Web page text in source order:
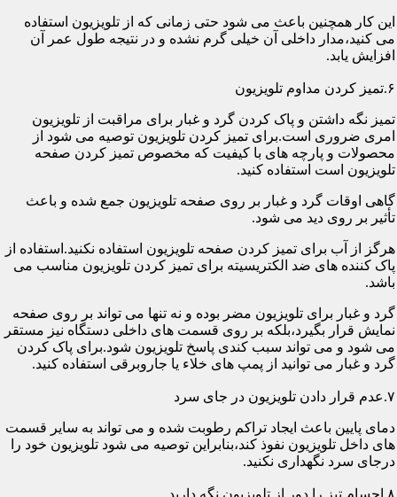
این کار همچنین باعث می شود حتی زمانی که از تلویزیون استفاده
می کنید،مدار داخلی آن خیلی گرم نشده و در نتیجه طول عمر آن
افزایش یابد.
۶.تمیز کردن مداوم تلویزیون
تمیز نگه داشتن و پاک کردن گرد و غبار برای مراقبت از تلویزیون
امری ضروری است.برای تمیز کردن تلویزیون توصیه می شود از
محصولات و پارچه های با کیفیت که مخصوص تمیز کردن صفحه
تلویزیون است استفاده کنید.
گاهی اوقات گرد و غبار بر روی صفحه تلویزیون جمع شده و باعث
تأثیر بر روی دید می شود.
هرگز از آب برای تمیز کردن صفحه تلویزیون استفاده نکنید.استفاده از
پاک کننده های ضد الکتریسیته برای تمیز کردن تلویزیون مناسب می
باشد.
گرد و غبار برای تلویزیون مضر بوده و نه تنها می تواند بر روی صفحه
نمایش قرار بگیرد،بلکه بر روی قسمت های داخلی دستگاه نیز مستقر
می شود و می تواند سبب کندی پاسخ تلویزیون شود.برای پاک کردن
گرد و غبار می توانید از پمپ های خلاء یا جاروبرقی استفاده کنید.
۷.عدم قرار دادن تلویزیون در جای سرد
دمای پایین باعث ایجاد تراکم رطوبت شده و می تواند به سایر قسمت
های داخل تلویزیون نفوذ کند،بنابراین توصیه می شود تلویزیون خود را
درجای سرد نگهداری نکنید.